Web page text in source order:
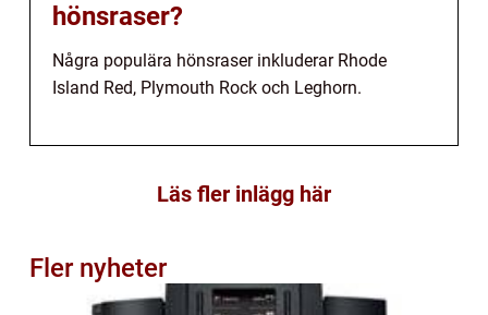
hönsraser?
Några populära hönsraser inkluderar Rhode
Island Red, Plymouth Rock och Leghorn.
Läs fler inlägg här
Fler nyheter